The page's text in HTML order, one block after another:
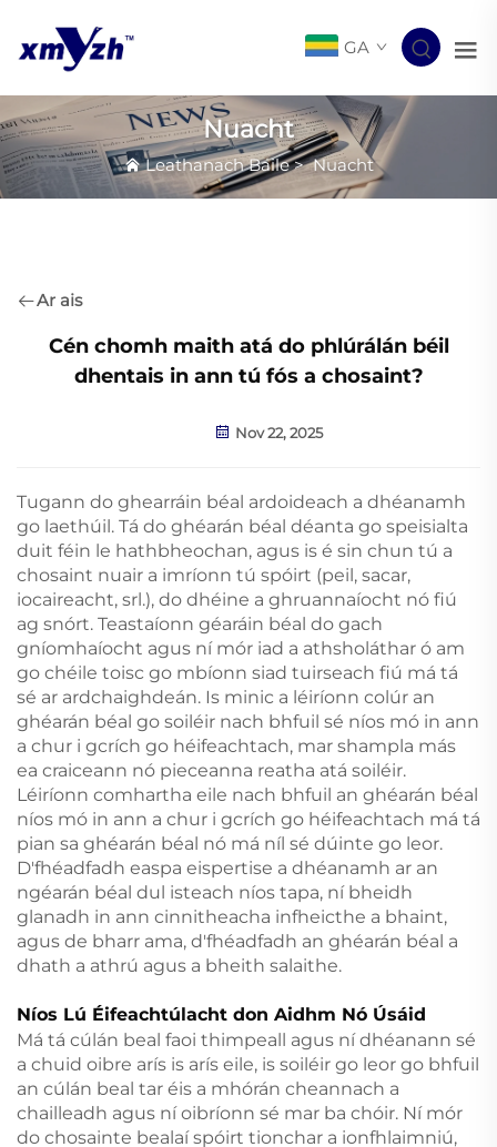
GA
Nuacht
Leathanach Baile>Nuacht
Ar ais
Cén chomh maith atá do phlúrálán béil
dhentais in ann tú fós a chosaint?
Nov 22, 2025
Tugann do ghearráin béal ardoideach a dhéanamh
go laethúil. Tá do ghéarán béal déanta go speisialta
duit féin le hathbheochan, agus is é sin chun tú a
chosaint nuair a imríonn tú spóirt (peil, sacar,
iocaireacht, srl.), do dhéine a ghruannaíocht nó fiú
ag snórt. Teastaíonn géaráin béal do gach
gníomhaíocht agus ní mór iad a athsholáthar ó am
go chéile toisc go mbíonn siad tuirseach fiú má tá
sé ar ardchaighdeán. Is minic a léiríonn colúr an
ghéarán béal go soiléir nach bhfuil sé níos mó in ann
a chur i gcrích go héifeachtach, mar shampla más
ea craiceann nó pieceanna reatha atá soiléir.
Léiríonn comhartha eile nach bhfuil an ghéarán béal
níos mó in ann a chur i gcrích go héifeachtach má tá
pian sa ghéarán béal nó má níl sé dúinte go leor.
D'fhéadfadh easpa eispertise a dhéanamh ar an
ngéarán béal dul isteach níos tapa, ní bheidh
glanadh in ann cinnitheacha infheicthe a bhaint,
agus de bharr ama, d'fhéadfadh an ghéarán béal a
dhath a athrú agus a bheith salaithe.
Níos Lú Éifeachtúlacht don Aidhm Nó Úsáid
Má tá cúlán beal faoi thimpeall agus ní dhéanann sé
a chuid oibre arís is arís eile, is soiléir go leor go bhfuil
an cúlán beal tar éis a mhórán cheannach a
chailleadh agus ní oibríonn sé mar ba chóir. Ní mór
do chosainte bealaí spóirt tionchar a ionfhlaimniú,